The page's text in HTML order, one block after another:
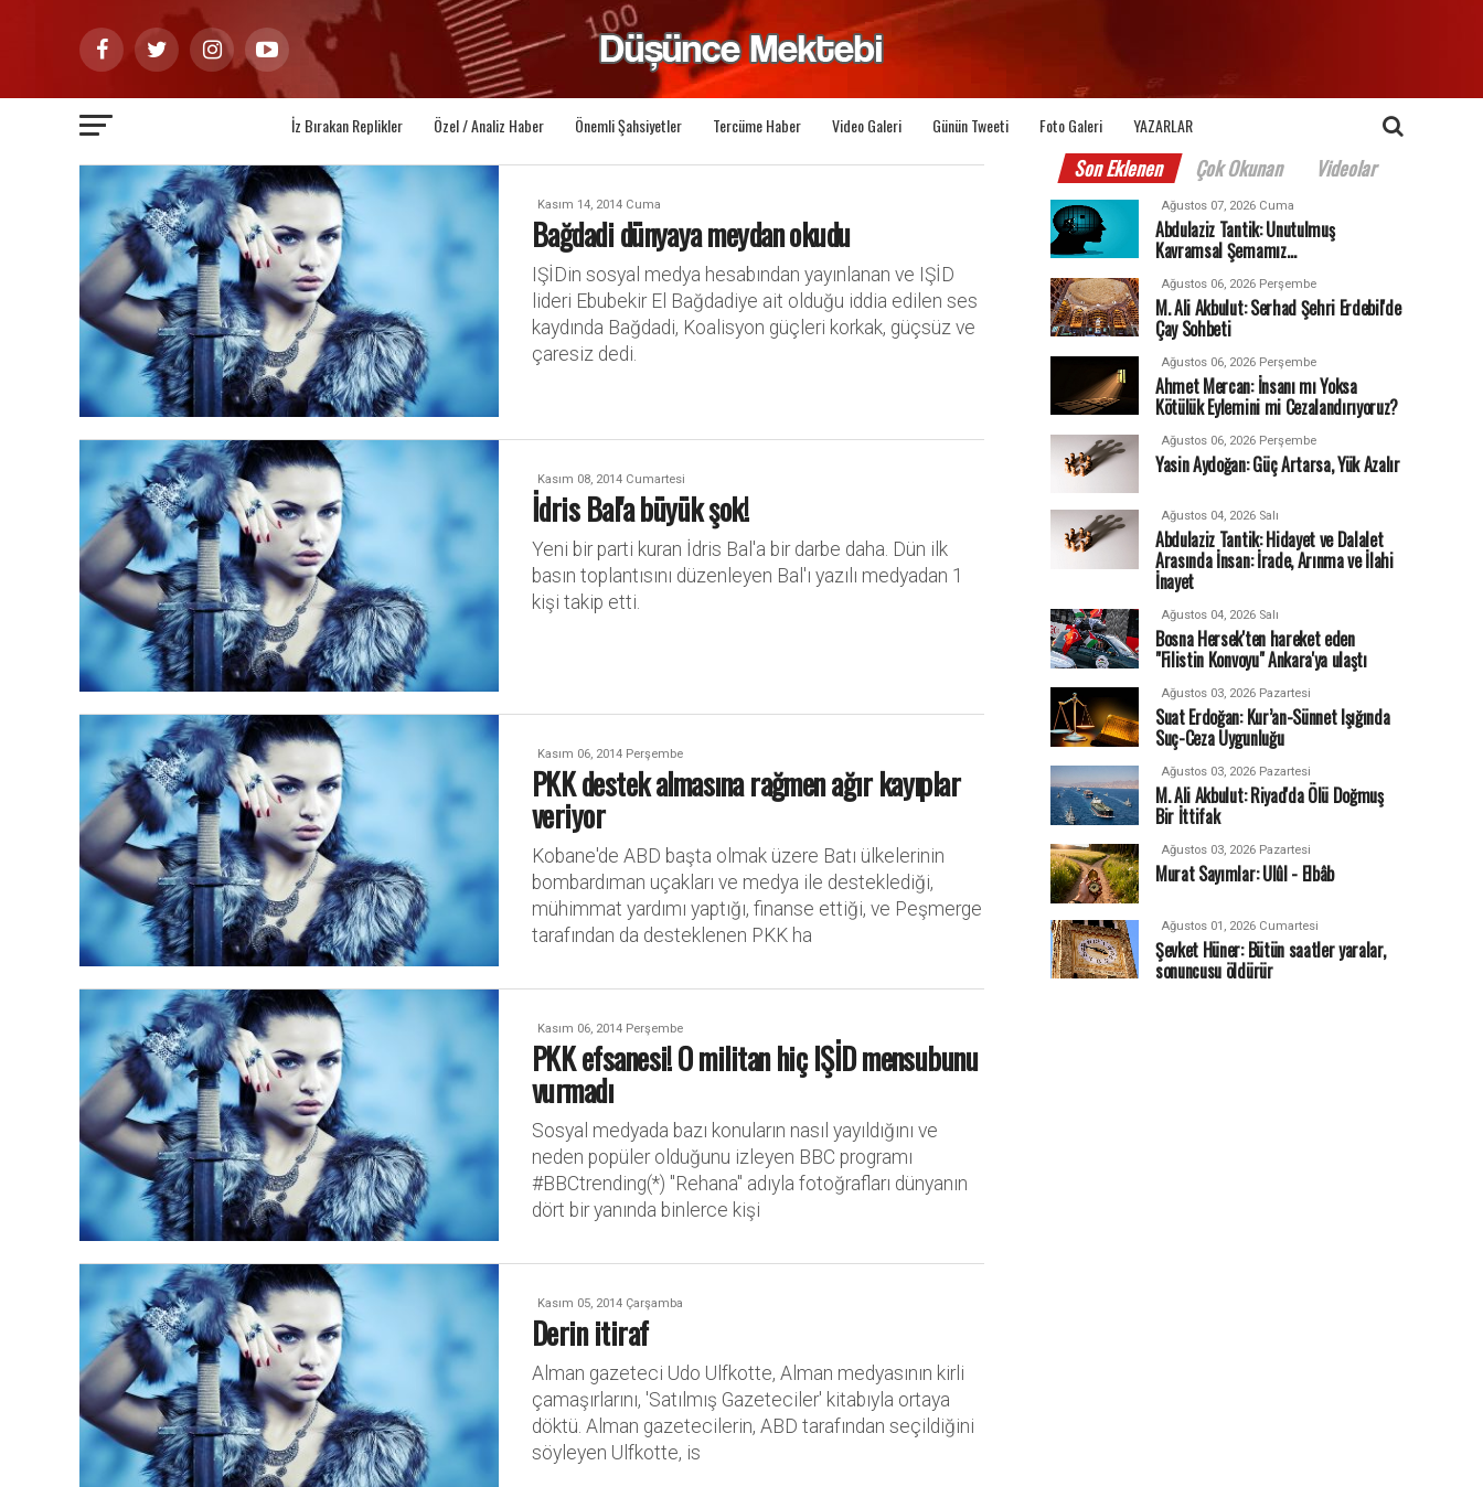
İz Bırakan Replikler Özel / Analiz Haber Önemli Şahsiyetler Tercüme Haber Video Galeri Günün Tweeti Foto Galeri YAZARLAR
Kasım 14, 2014 Cuma
Bağdadi dünyaya meydan okudu
IŞİDin sosyal medya hesabından yayınlanan ve IŞİD
lideri Ebubekir El Bağdadiye ait olduğu iddia edilen ses
kaydında Bağdadi, Koalisyon güçleri korkak, güçsüz ve
çaresiz dedi.
Kasım 08, 2014 Cumartesi
İdris Bal'a büyük şok!
Yeni bir parti kuran İdris Bal'a bir darbe daha. Dün ilk
basın toplantısını düzenleyen Bal'ı yazılı medyadan 1
kişi takip etti.
Kasım 06, 2014 Perşembe
PKK destek almasına rağmen ağır kayıplar
veriyor
Kobane'de ABD başta olmak üzere Batı ülkelerinin
bombardıman uçakları ve medya ile desteklediği,
mühimmat yardımı yaptığı, finanse ettiği, ve Peşmerge
tarafından da desteklenen PKK ha
Kasım 06, 2014 Perşembe
PKK efsanesi! O militan hiç IŞİD mensubunu
vurmadı
Sosyal medyada bazı konuların nasıl yayıldığını ve
neden popüler olduğunu izleyen BBC programı
#BBCtrending(*) "Rehana" adıyla fotoğrafları dünyanın
dört bir yanında binlerce kişi
Kasım 05, 2014 Çarşamba
Derin itiraf
Alman gazeteci Udo Ulfkotte, Alman medyasının kirli
çamaşırlarını, 'Satılmış Gazeteciler' kitabıyla ortaya
döktü. Alman gazetecilerin, ABD tarafından seçildiğini
söyleyen Ulfkotte, is
Son Eklenen Çok Okunan Videolar
Ağustos 07, 2026 Cuma
Abdulaziz Tantik: Unutulmuş
Kavramsal Şemamız…
Ağustos 06, 2026 Perşembe
M. Ali Akbulut: Serhad Şehri Erdebil'de
Çay Sohbeti
Ağustos 06, 2026 Perşembe
Ahmet Mercan: İnsanı mı Yoksa
Kötülük Eylemini mi Cezalandırıyoruz?
Ağustos 06, 2026 Perşembe
Yasin Aydoğan: Güç Artarsa, Yük Azalır
Ağustos 04, 2026 Salı
Abdulaziz Tantik: Hidayet ve Dalalet
Arasında İnsan: İrade, Arınma ve İlahi
İnayet
Ağustos 04, 2026 Salı
Bosna Hersek'ten hareket eden
"Filistin Konvoyu" Ankara'ya ulaştı
Ağustos 03, 2026 Pazartesi
Suat Erdoğan: Kur’an-Sünnet Işığında
Suç-Ceza Uygunluğu
Ağustos 03, 2026 Pazartesi
M. Ali Akbulut: Riyad'da Ölü Doğmuş
Bir İttifak
Ağustos 03, 2026 Pazartesi
Murat Sayımlar: Ulûl - Elbâb
Ağustos 01, 2026 Cumartesi
Şevket Hüner: Bütün saatler yaralar,
sonuncusu öldürür